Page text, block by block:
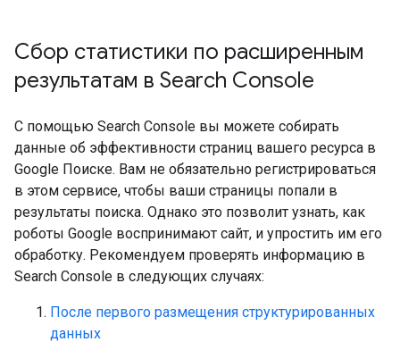
Сбор статистики по расширенным
результатам в Search Console
С помощью Search Console вы можете собирать
данные об эффективности страниц вашего ресурса в
Google Поиске. Вам не обязательно регистрироваться
в этом сервисе, чтобы ваши страницы попали в
результаты поиска. Однако это позволит узнать, как
роботы Google воспринимают сайт, и упростить им его
обработку. Рекомендуем проверять информацию в
Search Console в следующих случаях:
После первого размещения структурированных
данных